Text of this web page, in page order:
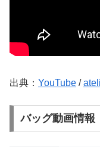
出典： YouTube /
バッグ動画情報